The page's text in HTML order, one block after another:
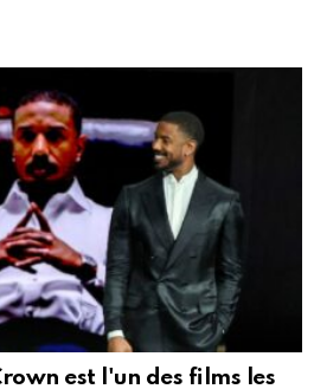
est l'un des films les